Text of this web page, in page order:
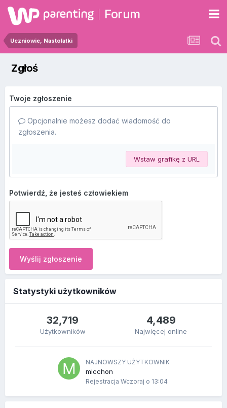
Forum
Uczniowie, Nastolatki
Zgłoś
Twoje zgłoszenie
Opcjonalnie możesz dodać wiadomość do
zgłoszenia.
Wstaw grafikę z URL
Potwierdź, że jesteś człowiekiem
Wyślij zgłoszenie
Statystyki użytkowników
32,719
Użytkowników
4,489
Najwięcej online
NAJNOWSZY UŻYTKOWNIK
micchon
Rejestracja Wczoraj o 13:04